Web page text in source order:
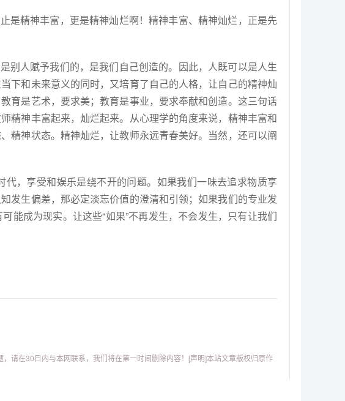
是精神丰富，更是精神灿烂啊！精神丰富、精神灿烂，正是先
别人赋予我们的，是我们自己创造的。因此，人既可以是人生
下和未来意义的同时，又培育了自己的人格，让自己的精神灿
育是艺术，要求美；教育是事业，要求奉献和创造。这三句话
精神丰富起来，灿烂起来。从心理学的角度来说，精神丰富和
精神状态。精神灿烂，让教师永远青春美好。当然，还可以阐
，享受和娱乐是绕不开的问题。如果我们一味去追求物质享
发生偏差，那必定淡忘价值的澄清和引领；如果我们的专业发
能成为现实。让这些“如果”不再发生，不会发生，只有让我们
请在30日内与本网联系，我们将在第一时间删除内容！[声明]本站文章版权归原作